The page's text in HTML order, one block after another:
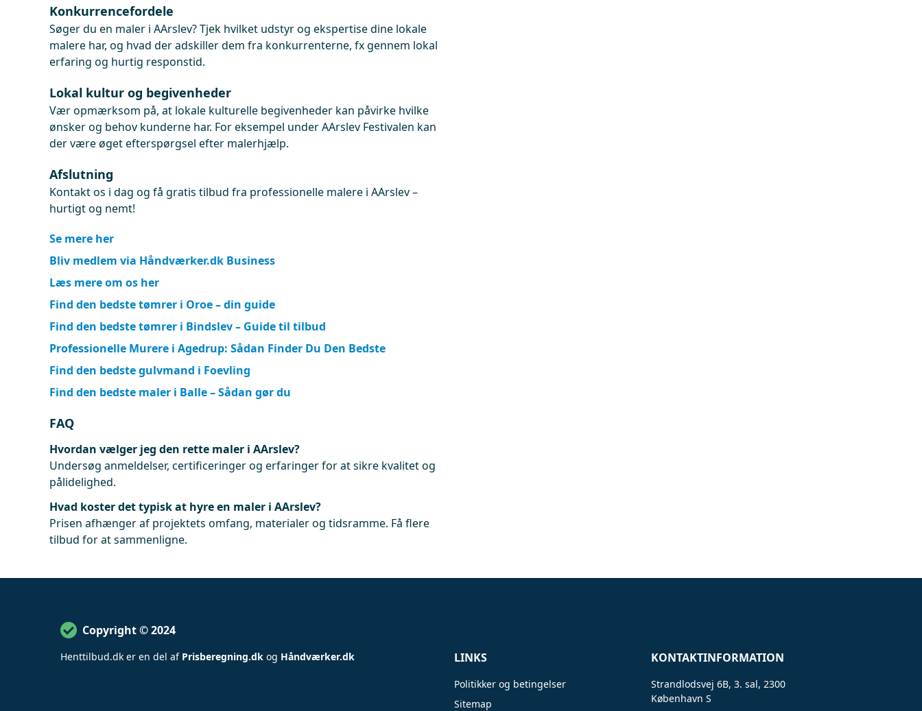
Konkurrencefordele
Søger du en maler i AArslev? Tjek hvilket udstyr og ekspertise dine lokale
malere har, og hvad der adskiller dem fra konkurrenterne, fx gennem lokal
erfaring og hurtig responstid.
Lokal kultur og begivenheder
Vær opmærksom på, at lokale kulturelle begivenheder kan påvirke hvilke
ønsker og behov kunderne har. For eksempel under AArslev Festivalen kan
der være øget efterspørgsel efter malerhjælp.
Afslutning
Kontakt os i dag og få gratis tilbud fra professionelle malere i AArslev –
hurtigt og nemt!
Se mere her
Bliv medlem via Håndværker.dk Business
Læs mere om os her
Find den bedste tømrer i Oroe – din guide
Find den bedste tømrer i Bindslev – Guide til tilbud
Professionelle Murere i Agedrup: Sådan Finder Du Den Bedste
Find den bedste gulvmand i Foevling
Find den bedste maler i Balle – Sådan gør du
FAQ
Hvordan vælger jeg den rette maler i AArslev?
Undersøg anmeldelser, certificeringer og erfaringer for at sikre kvalitet og
pålidelighed.
Hvad koster det typisk at hyre en maler i AArslev?
Prisen afhænger af projektets omfang, materialer og tidsramme. Få flere
tilbud for at sammenligne.
Copyright © 2024
Henttilbud.dk er en del af Prisberegning.dk og Håndværker.dk LINKS
Politikker og betingelser
Sitemap
KONTAKTINFORMATION
Strandlodsvej 6B, 3. sal, 2300
København S